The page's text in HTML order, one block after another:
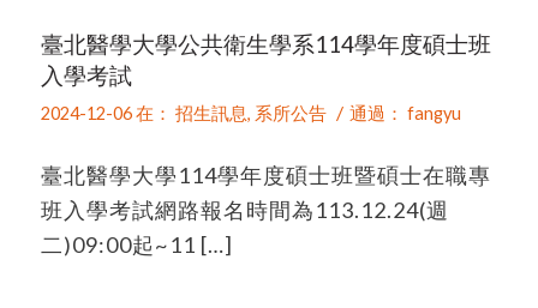
臺北醫學大學公共衛生學系114學年度碩士班
入學考試
2024-12-06 在： 招生訊息, 系所公告 / 通過： fangyu
臺北醫學大學114學年度碩士班暨碩士在職專
班入學考試網路報名時間為113.12.24(週
二)09:00起~11 […]